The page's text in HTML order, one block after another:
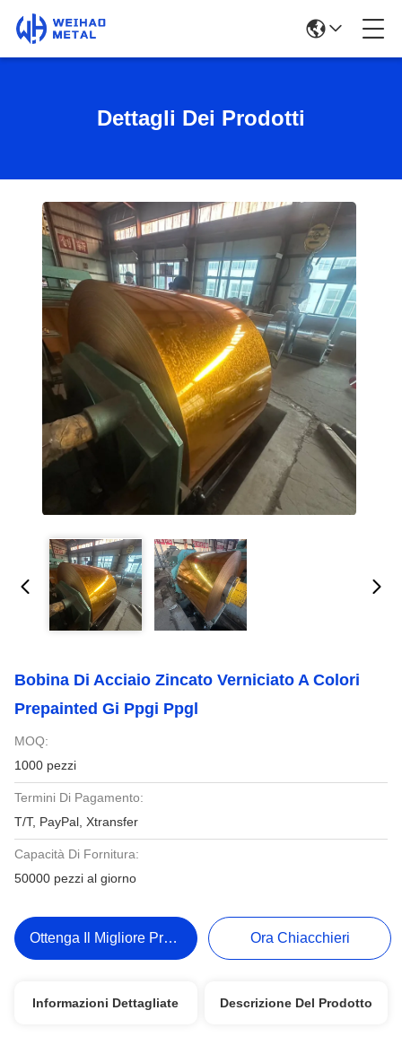
Dettagli Dei Prodotti
Bobina Di Acciaio Zincato Verniciato A Colori
Prepainted Gi Ppgi Ppgl
MOQ:
1000 pezzi
Termini Di Pagamento:
T/T, PayPal, Xtransfer
Capacità Di Fornitura:
50000 pezzi al giorno
Ottenga Il Migliore Prezzo Ora Chiacchieri
Informazioni Dettagliate Descrizione Del Prodotto